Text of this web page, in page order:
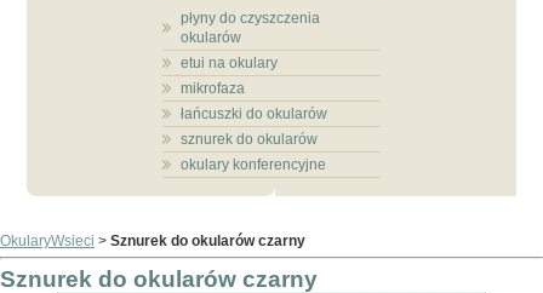
płyny do czyszczenia
okularów
etui na okulary
mikrofaza
łańcuszki do okularów
sznurek do okularów
okulary konferencyjne
OkularyWsieci > Sznurek do okularów czarny
Sznurek do okularów czarny